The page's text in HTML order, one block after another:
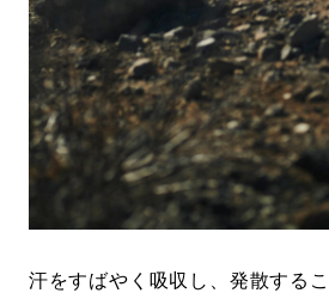
汗をすばやく吸収し、発散する